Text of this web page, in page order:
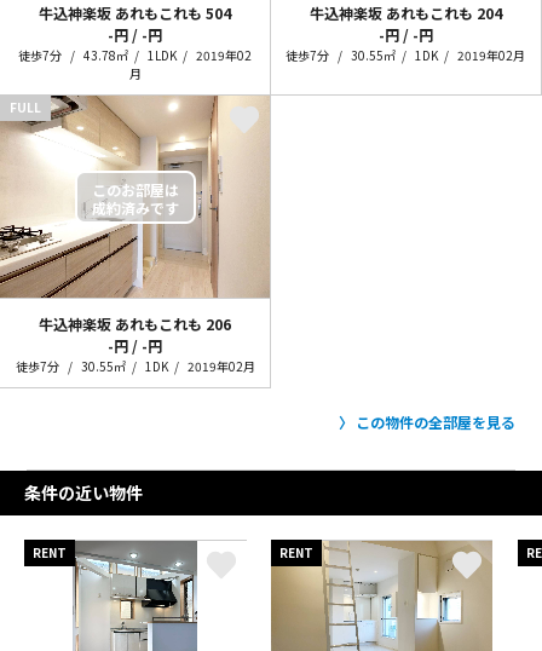
牛込神楽坂 あれもこれも 504
-円 / -円
徒歩7分 43.78㎡ 1LDK
2019年02
月
牛込神楽坂 あれもこれも 204
-円 / -円
徒歩7分 30.55㎡ 1DK 2019年02月
FULL
牛込神楽坂 あれもこれも 206
-円 / -円
徒歩7分 30.55㎡ 1DK 2019年02月
この物件の全部屋を見る
条件の近い物件
RENT RENT